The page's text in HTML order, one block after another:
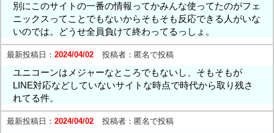
別にこのサイトの一番の情報ってかみんな使ってたのがフェ
ニックスってことでもないからそもそも反応できる人がいな
いのでは。どうせ全員負けて終わってるっしょ。
最新投稿日： 2024/04/02 投稿者： 匿名で投稿
ユニコーンはメジャーなところでもないし、そもそもが
LINE対応などしていないサイトな時点で時代から取り残さ
れてる件。
最新投稿日： 2024/04/02 投稿者： 匿名で投稿